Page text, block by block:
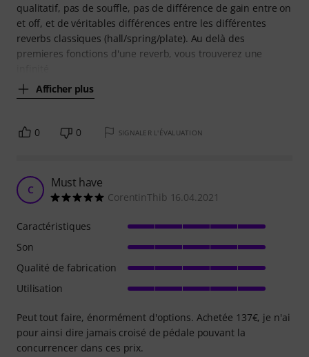
qualitatif, pas de souffle, pas de différence de gain entre on
et off, et de véritables différences entre les différentes
reverbs classiques (hall/spring/plate). Au delà des
premieres fonctions d'une reverb, vous trouverez une
Afficher plus
0 0 SIGNALER L'ÉVALUATION
C Must have
CorentinThib 16.04.2021
Peut tout faire, énormément d'options. Achetée 137€, je n'ai
pour ainsi dire jamais croisé de pédale pouvant la
concurrencer dans ces prix.
Caractéristiques
Son
Qualité de fabrication
Utilisation